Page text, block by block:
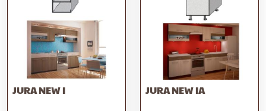
JURA NEW I JURA NEW IA